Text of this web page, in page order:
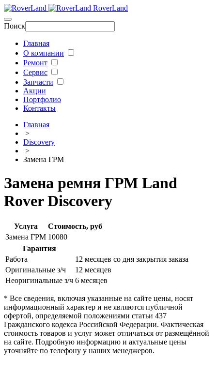
RoverLand
Поиск
Главная
О компании
Ремонт
Сервис
Запчасти
Акции
Портфолио
Контакты
Главная
>
Discovery
>
Замена ГРМ
Замена ремня ГРМ Land
Rover Discovery
Услуга
Стоимость, руб
Замена ГРМ 10080
Гарантия
Работа
12 месяцев со дня закрытия заказа
Оригинальные з/ч
12 месяцев
Неоригинальные з/ч 6 месяцев
* Все сведения, включая указанные на сайте цены, носят
информационный характер и не являются публичной
офертой, определяемой положениями статьи 437
Гражданского кодекса Российской Федерации. Фактическая
стоимость товаров и услуг может отличаться от размещённой
на сайте. Подробную информацию и актуальные цены
уточняйте по телефону у наших менеджеров.